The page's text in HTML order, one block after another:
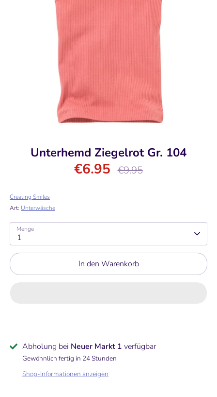
Unterhemd Ziegelrot Gr. 104
€6.95
Normaler
€9.95
Creating Smiles
Art: Unterwäsche
Menge
1
In den Warenkorb
Abholung bei Neuer Markt 1 verfügbar
Gewöhnlich fertig in 24 Stunden
Shop-Informationen anzeigen